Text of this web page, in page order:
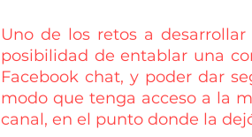
Uno de los retos a
posibilidad de entablar una
Facebook chat, y poder dar
modo que tenga acceso a la
canal, en el punto donde la